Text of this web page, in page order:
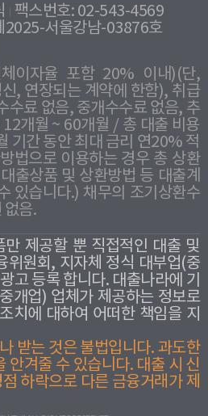
팩스번호: 02-543-4569
2025-서울강남-03876호
이자율 포함 20% 이내)(단,
, 연장되는 계약에 한함), 취급
수료 없음, 중개수수료 없음, 추
개월 ~ 60개월 / 총 대출 비용
기간 동안 최대 금리 연20% 적
법으로 이용하는 경우 총 상환
출상품 및 상환방법 등 대출계
있습니다.) 채무의 조기상환수
없음.
만 제공할 뿐 직접적인 대출 및
위원회, 지자체 정식 대부업(중
고 등록 합니다. 대출나라에 기
개업) 업체가 제공하는 정보로
치에 대하여 어떠한 책임을 지
받는 것은 불법입니다. 과도한
안겨줄 수 있습니다. 대출 시 신
하락으로 다른 금융거래가 제